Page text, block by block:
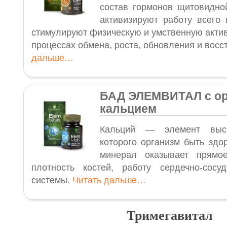
состав гормонов
активизируют работу всего
стимулируют физическую и умственную
процессах обмена, роста, обновления и
дальше…
БАД ЭЛЕМВИТАЛ с
кальцием
Кальций — элемент
которого организм быть
минерал оказывает
плотность костей, работу сердечно-
системы. Читать дальше…
Тримегавитал